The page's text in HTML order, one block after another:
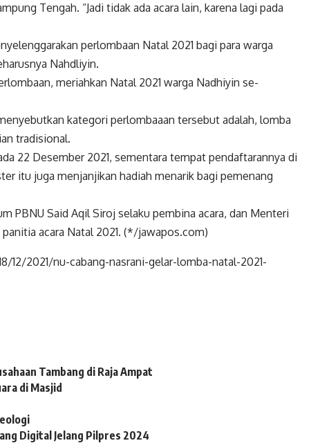
Tengah. “Jadi tidak ada acara lain, karena lagi pada
perlombaan Natal 2021 bagi para warga
Nahdliyin.
meriahkan Natal 2021 warga Nadhiyin se-
kategori perlombaaan tersebut adalah, lomba
tradisional.
22 Desember 2021, sementara tempat pendaftarannya di
itu juga menjanjikan hadiah menarik bagi pemenang
PBNU Said Aqil Siroj selaku pembina acara, dan Menteri
acara Natal 2021. (*/jawapos.com)
2021/nu-cabang-nasrani-gelar-lomba-natal-2021-
Tambang di Raja Ampat
di Masjid
Digital Jelang Pilpres 2024